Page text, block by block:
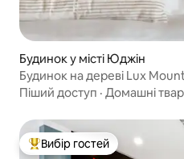
Будинок у місті Юджін
Будинок на дереві Lux
центру міста
Піший доступ · Домашні
Топ вибір гостей
Вибір гостей